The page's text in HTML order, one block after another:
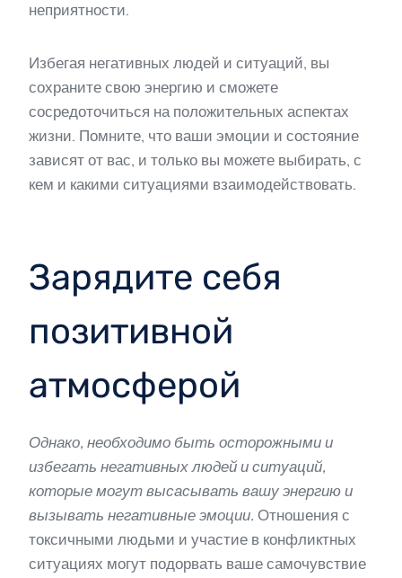
неприятности.
Избегая негативных людей и ситуаций, вы
сохраните свою энергию и сможете
сосредоточиться на положительных аспектах
жизни. Помните, что ваши эмоции и состояние
зависят от вас, и только вы можете выбирать, с
кем и какими ситуациями взаимодействовать.
Зарядите себя
позитивной
атмосферой
Однако, необходимо быть осторожными и
избегать негативных людей и ситуаций,
которые могут высасывать вашу энергию и
вызывать негативные эмоции. Отношения с
токсичными людьми и участие в конфликтных
ситуациях могут подорвать ваше самочувствие